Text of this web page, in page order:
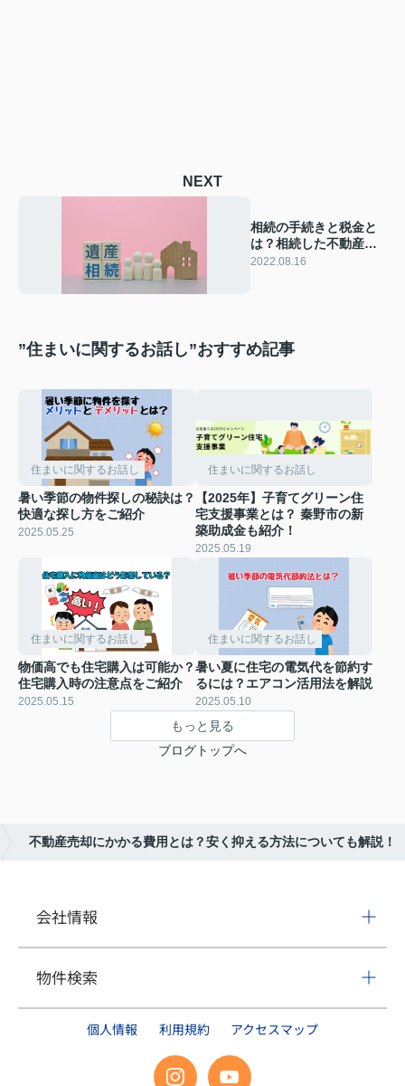
NEXT
相続の手続きと税金と
は？相続した不動産売
却方法をご紹介
2022.08.16
”住まいに関するお話し”おすすめ記事
住まいに関するお話し
暑い季節の物件探しの秘訣は？
快適な探し方をご紹介
2025.05.25
住まいに関するお話し
【2025年】子育てグリーン住
宅支援事業とは？ 秦野市の新
築助成金も紹介！
2025.05.19
住まいに関するお話し
物価高でも住宅購入は可能か？
住宅購入時の注意点をご紹介
2025.05.15
住まいに関するお話し
暑い夏に住宅の電気代を節約す
るには？エアコン活用法を解説
2025.05.10
もっと見る
ブログトップへ
不動産売却にかかる費用とは？安く抑える方法についても解説！
会社情報
物件検索
個人情報 利用規約 アクセスマップ